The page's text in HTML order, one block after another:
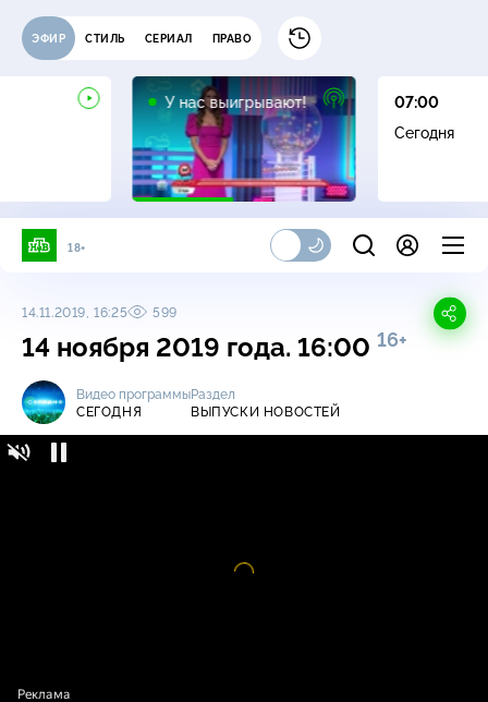
ЭФИР СТИЛЬ СЕРИАЛ ПРАВО
У нас выигрывают!
12+
07:00
Сегодня
18+
14.11.2019, 16:25 599
14 ноября 2019 года. 16:00 16+
Видео программы
СЕГОДНЯ
Раздел
ВЫПУСКИ НОВОСТЕЙ
Видео